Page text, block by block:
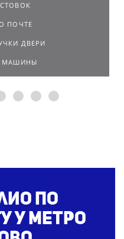
ПОЧТЕ
ДВЕРИ
МАШИНЫ
по
у метро